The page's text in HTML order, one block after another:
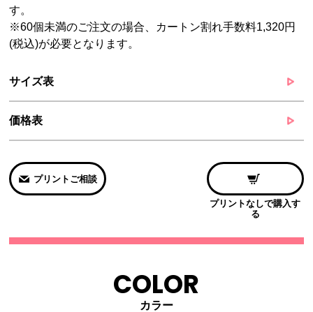
す。
※60個未満のご注文の場合、カートン割れ手数料1,320円
(税込)が必要となります。
サイズ表
価格表
プリントご相談
プリントなしで購入す
る
COLOR
カラー